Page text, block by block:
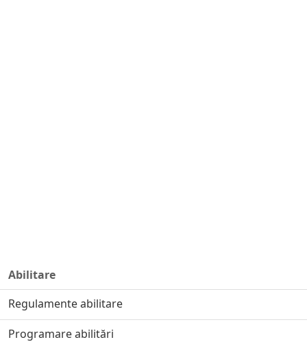
Abilitare
Regulamente abilitare
Programare abilitări